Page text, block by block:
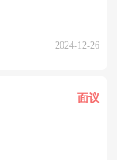
2024-12-26
面议